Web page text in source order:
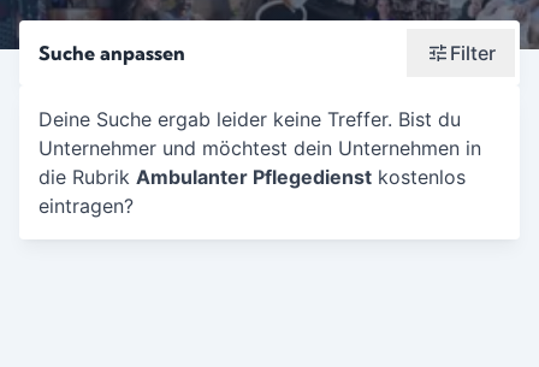
Suche anpassen Filter
Wonach suchst du?
Stadt oder Postleitzahl
Deine Suche ergab leider keine Treffer. Bist du
Unternehmer und möchtest dein Unternehmen in
die Rubrik Ambulanter Pflegedienst kostenlos
eintragen?